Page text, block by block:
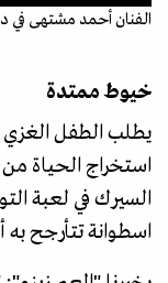
الفنان أحمد مشتهى في
خيوط ممتدة
يطلب الطفل الغزي
استخراج الحياة
السيرك في لعبة
اسطوانة تتأرجح